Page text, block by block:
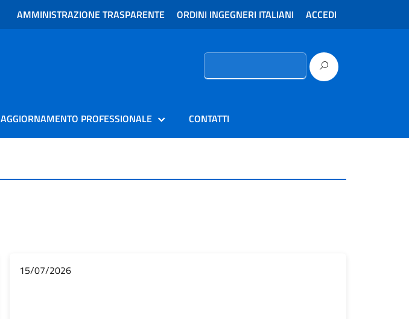
AMMINISTRAZIONE TRASPARENTE ORDINI INGEGNERI ITALIANI ACCEDI
Ricerca
AGGIORNAMENTO PROFESSIONALE CONTATTI
15/07/2026